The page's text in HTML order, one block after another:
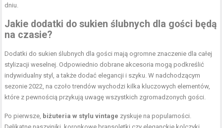
dniu.
Jakie dodatki do sukien ślubnych dla gości będą
na czasie?
Dodatki do sukien ślubnych dla gości mają ogromne znaczenie dla całej
stylizacji weselnej. Odpowiednio dobrane akcesoria mogą podkreślić
indywidualny styl, a także dodać elegancji i szyku. W nadchodzącym
sezonie 2022, na czoło trendów wychodzi kilka kluczowych elementów,
które z pewnością przykują uwagę wszystkich zgromadzonych gości.
Po pierwsze, biżuteria w stylu vintage zyskuje na popularności.